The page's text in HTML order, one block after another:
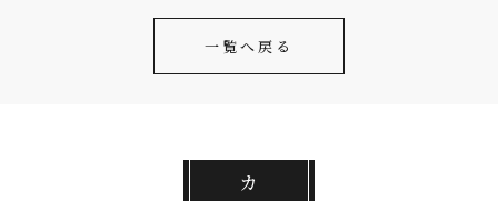
c
e
o
itt
er
ai
一覧へ戻る